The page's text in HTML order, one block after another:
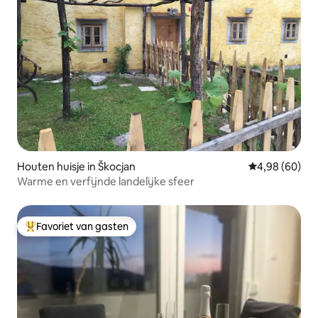
Houten huisje in Škocjan Gemiddelde
4,98 (60)
Warme en verfijnde landelijke sfeer
Topfavoriet van gasten
Favoriet van gasten